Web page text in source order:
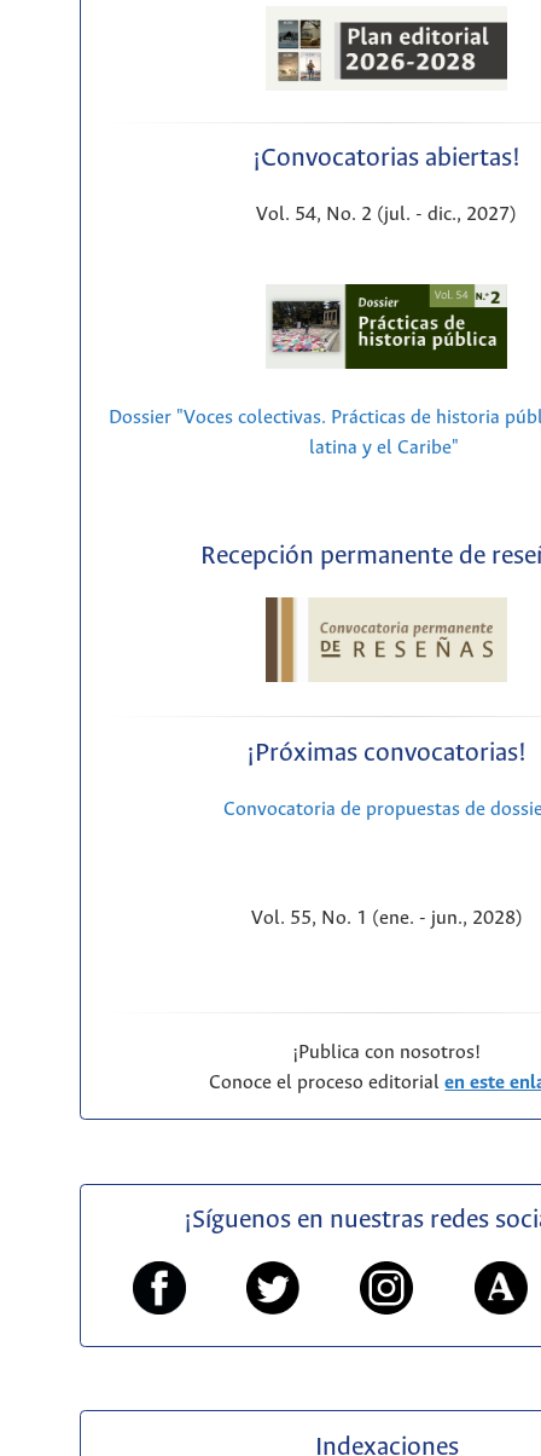
¡Convocatorias abiertas!
Vol. 54, No. 2 (jul. - dic., 2027)
Dossier "Voces colectivas. Prácticas de historia
latina y el Caribe"
Recepción permanente de
¡Próximas convocatorias!
Convocatoria de propuestas de
Vol. 55, No. 1 (ene. - jun., 2028)
¡Publica con nosotros!
Conoce el proceso editorialen este
¡Síguenos en nuestras redes
Indexaciones